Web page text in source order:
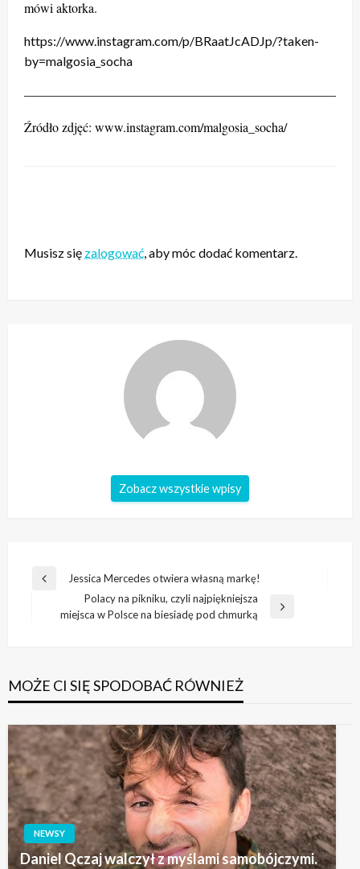
mówi aktorka.
https://www.instagram.com/p/BRaatJcADJp/?taken-
by=malgosia_socha
Źródło zdjęć: www.instagram.com/malgosia_socha/
Musisz się zalogować, aby móc dodać komentarz.
Zobacz wszystkie wpisy
Nawigacja
Poprzedni
Jessica Mercedes otwiera własną markę!
Następny
Polacy na pikniku, czyli najpiękniejsza
miejsca w Polsce na biesiadę pod chmurką
MOŻE CI SIĘ SPODOBAĆ RÓWNIEŻ
NEWSY
Daniel Qczaj walczył z myślami samobójczymi.